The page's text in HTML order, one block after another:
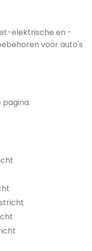
elektrische en -
voor auto's
pagina.